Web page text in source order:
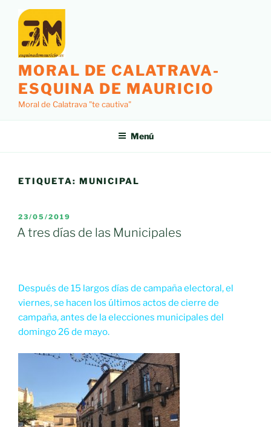
contenido
MORAL DE CALATRAVA-
ESQUINA DE MAURICIO
Moral de Calatrava "te cautiva"
Menú
ETIQUETA: MUNICIPAL
PUBLICADO
EL
23/05/2019
A tres días de las Municipales
Después de 15 largos días de campaña electoral, el
viernes, se hacen los últimos actos de cierre de
campaña, antes de la elecciones municipales del
domingo 26 de mayo.